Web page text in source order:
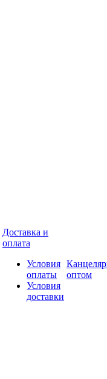
Доставка и
оплата
Условия
оплаты
Условия
доставки
оптом